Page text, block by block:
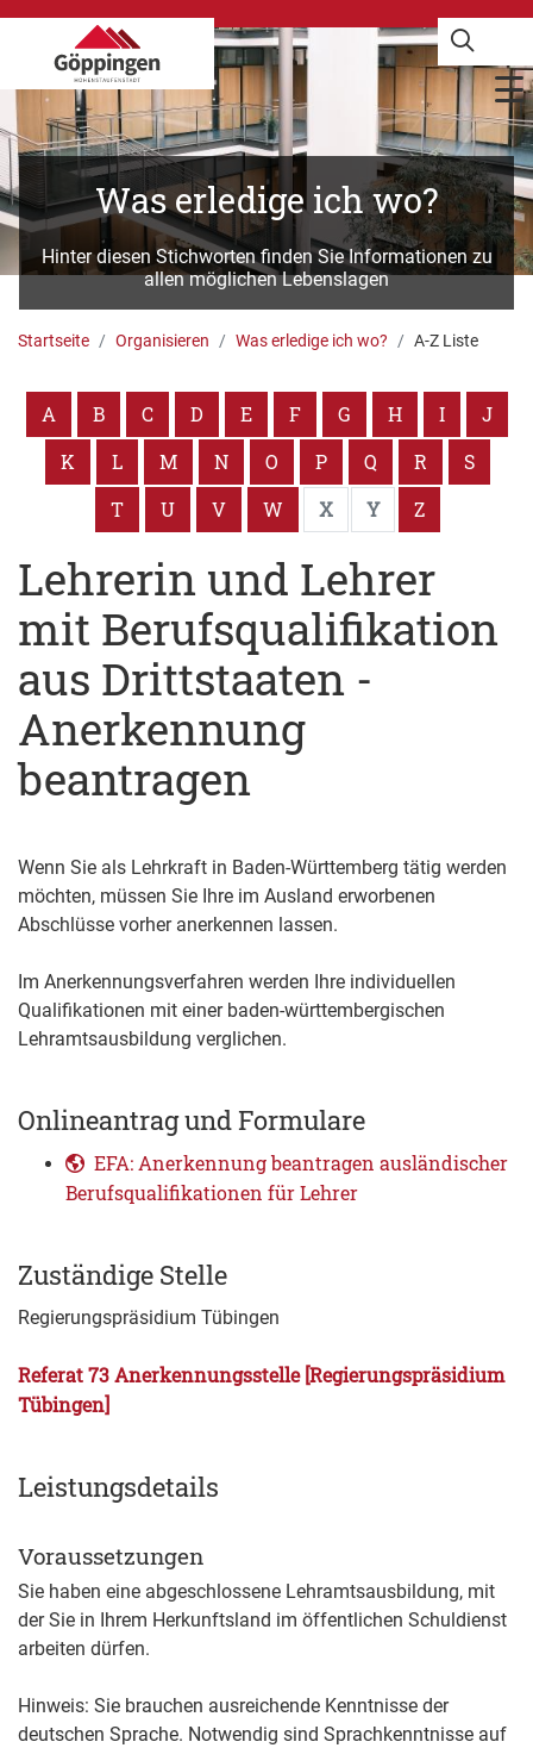
Was erledige ich wo?
Hinter diesen Stichworten finden Sie Informationen zu
allen möglichen Lebenslagen
Startseite Organisieren Was erledige ich wo? A-Z Liste
A B C D E F G H I
J
K
L M N O P Q R
S
T
U V W X Y Z
Lehrerin und Lehrer
mit Berufsqualifikation
aus Drittstaaten -
Anerkennung
beantragen
Wenn Sie als Lehrkraft in Baden-Württemberg tätig werden
möchten, müssen Sie Ihre im Ausland erworbenen
Abschlüsse vorher anerkennen lassen.
Im Anerkennungsverfahren werden Ihre individuellen
Qualifi­kationen mit einer baden-württembergischen
Lehramtsausbildung verglichen.
Onlineantrag und Formulare
EFA: Anerkennung beantragen ausländischer
Berufsqualifikationen für Lehrer
Zuständige Stelle
Regierungspräsidium Tübingen
Referat 73 Anerkennungsstelle [Regierungspräsidium
Tübingen]
Leistungsdetails
Voraussetzungen
Sie haben eine abgeschlossene Lehramtsausbildung, mit
der Sie in Ihrem Herkunftsland im öffentlichen Schuldienst
arbeiten dürfen.
Hinweis: Sie brauchen ausreichende Kenntnisse der
deutschen Sprache. Notwendig sind Sprachkenntnisse auf